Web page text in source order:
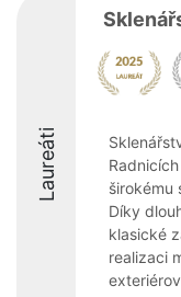
Laureáti
širokému
Díky
klasické
realizaci